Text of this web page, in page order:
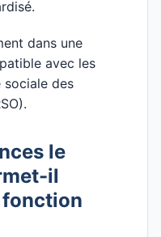
dans une
avec les
des
le
il
fonction